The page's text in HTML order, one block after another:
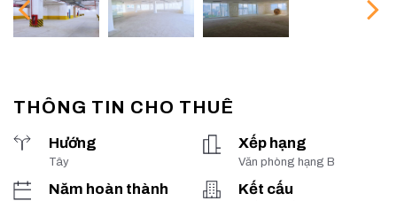
THÔNG TIN CHO THUÊ
Hướng
Tây
Xếp hạng
Văn phòng hạng B
Năm hoàn thành Kết cấu